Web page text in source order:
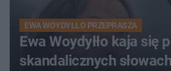
EWA WOYDYŁŁO PRZEPRASZA
Ewa Woydyłło kaja się
skandalicznych